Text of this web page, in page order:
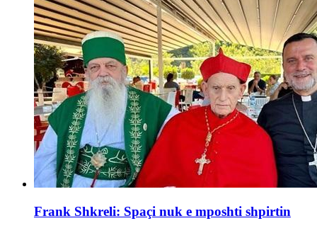
Frank Shkreli: Spaçi nuk e mposhti shpirtin